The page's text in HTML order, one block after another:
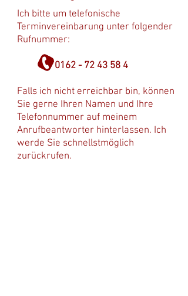
Ich bitte um telefonische
Terminvereinbarung unter folgender
Rufnummer:
0162 - 72 43 58 4
Falls ich nicht erreichbar bin, können
Sie gerne Ihren Namen und Ihre
Telefonnummer auf meinem
Anrufbeantworter hinterlassen. Ich
werde Sie schnellstmöglich
zurückrufen.